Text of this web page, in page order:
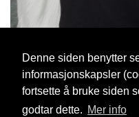
Denne siden benytter
informasjonskapsler
fortsette å bruke siden
godtar dette. Mer info
Effa 1 Aug, 2024
Blogg Support Kontakt oss